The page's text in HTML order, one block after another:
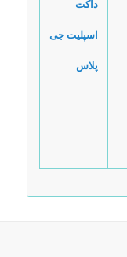
داکت
اسپلیت جی
پلاس